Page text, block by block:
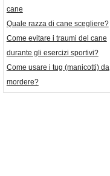
cane
Quale razza di cane scegliere?
Come evitare i traumi del cane
durante gli esercizi sportivi?
Come usare i tug (manicotti) da
mordere?